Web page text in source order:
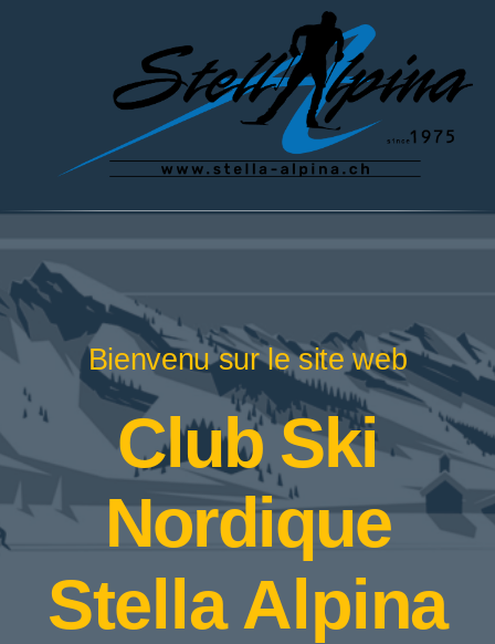
Bienvenu sur le site web
Club Ski
Nordique
Stella Alpina